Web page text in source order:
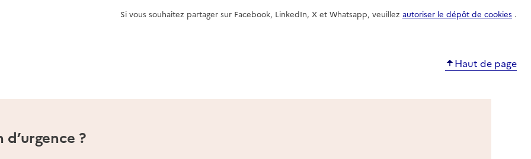
Si vous souhaitez partager sur Facebook, LinkedIn, X et Whatsapp, veuillez autoriser le dépôt de cookies .
Haut de page
?